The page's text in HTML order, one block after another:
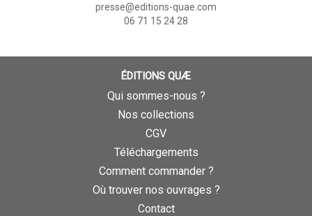
presse@editions-quae.com
06 71 15 24 28
ÉDITIONS QUÆ
Qui sommes-nous ?
Nos collections
CGV
Téléchargements
Comment commander ?
Où trouver nos ouvrages ?
Contact